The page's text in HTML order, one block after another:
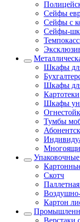
Сейфы
Сейфы с
Сейфы-
Шкафы
Шкафы
Картотеки
Шкафы
Тумбы
Скотч
Картон
Верстаки